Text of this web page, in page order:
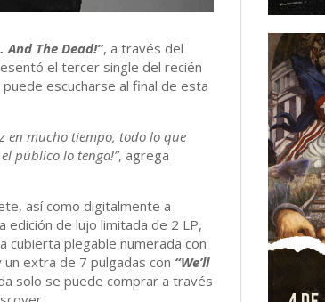
And The Dead!”, a través del
el tercer single del recién
puede escucharse al final de esta
en mucho tiempo, todo lo que
público lo tenga!”, agrega
así como digitalmente a
edición de lujo limitada de 2 LP,
cubierta plegable numerada con
extra de 7 pulgadas con “We’ll
solo se puede comprar a través